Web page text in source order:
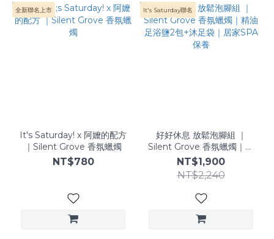
全新聯名上市
It's Saturday! x 阿嬤的配方
｜Silent Grove 香氛蠟燭
NT$780
It's Saturday聯名
好好休息 放鬆泡腳組 ｜
Silent Grove 香氛蠟燭｜精
油足浴鹽2包+沐足袋｜居家
SPA保養
NT$1,900
NT$2,240